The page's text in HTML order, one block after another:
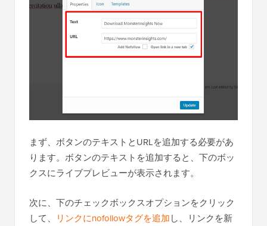
まず、ボタンのテキストとURLを追加する必要があ
ります。ボタンのテキストを追加すると、下のボッ
クスにライブプレビューが表示されます。
次に、下のチェックボックスオプションをクリック
して、 リンクにnofollowタグを追加し、リンクを新